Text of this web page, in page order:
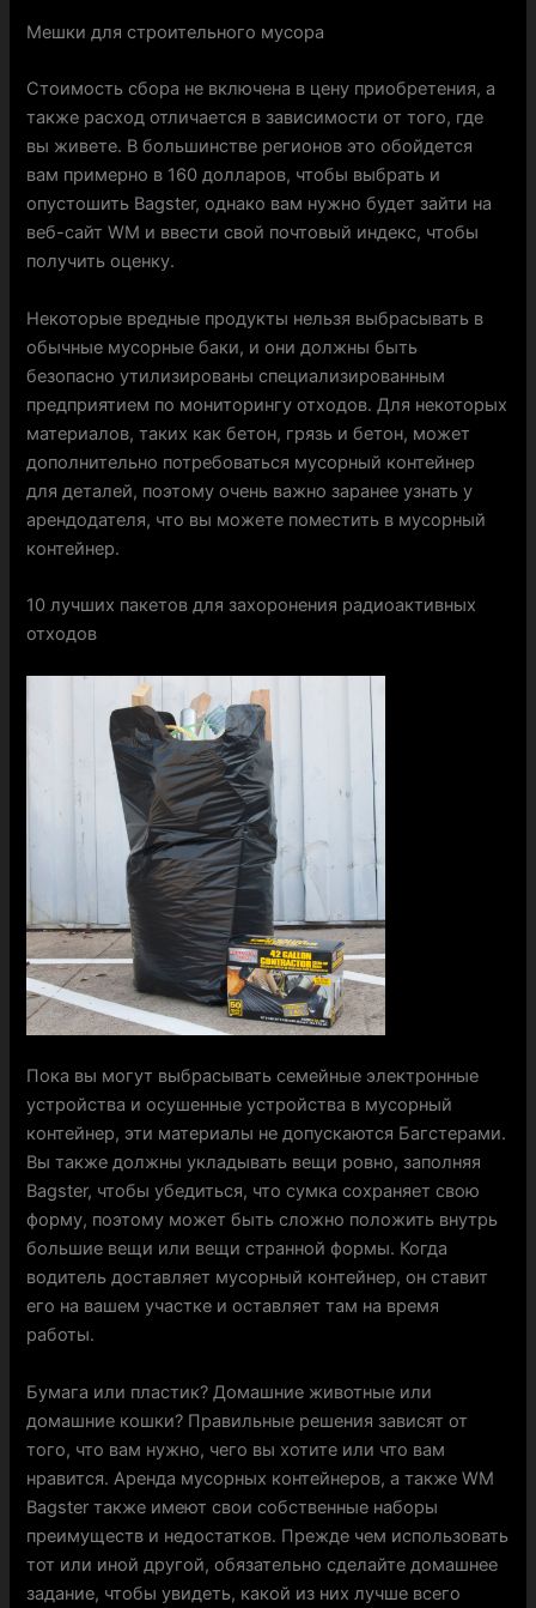
Мешки для строительного мусора
Стоимость сбора не включена в цену приобретения, а
также расход отличается в зависимости от того, где
вы живете. В большинстве регионов это обойдется
вам примерно в 160 долларов, чтобы выбрать и
опустошить Bagster, однако вам нужно будет зайти на
веб-сайт WM и ввести свой почтовый индекс, чтобы
получить оценку.
Некоторые вредные продукты нельзя выбрасывать в
обычные мусорные баки, и они должны быть
безопасно утилизированы специализированным
предприятием по мониторингу отходов. Для некоторых
материалов, таких как бетон, грязь и бетон, может
дополнительно потребоваться мусорный контейнер
для деталей, поэтому очень важно заранее узнать у
арендодателя, что вы можете поместить в мусорный
контейнер.
10 лучших пакетов для захоронения радиоактивных
отходов
Пока вы могут выбрасывать семейные электронные
устройства и осушенные устройства в мусорный
контейнер, эти материалы не допускаются Багстерами.
Вы также должны укладывать вещи ровно, заполняя
Bagster, чтобы убедиться, что сумка сохраняет свою
форму, поэтому может быть сложно положить внутрь
большие вещи или вещи странной формы. Когда
водитель доставляет мусорный контейнер, он ставит
его на вашем участке и оставляет там на время
работы.
Бумага или пластик? Домашние животные или
домашние кошки? Правильные решения зависят от
того, что вам нужно, чего вы хотите или что вам
нравится. Аренда мусорных контейнеров, а также WM
Bagster также имеют свои собственные наборы
преимуществ и недостатков. Прежде чем использовать
тот или иной другой, обязательно сделайте домашнее
задание, чтобы увидеть, какой из них лучше всего